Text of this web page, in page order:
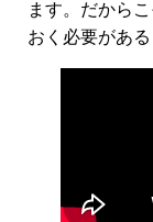
ます。だから
おく必要があ